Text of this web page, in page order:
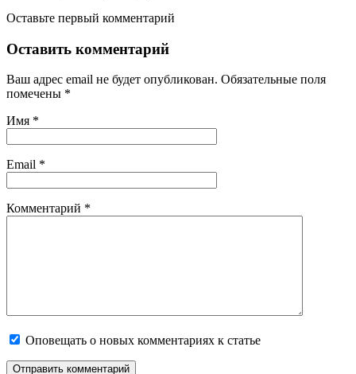
Оставьте первый комментарий
Оставить комментарий
Ваш адрес email не будет опубликован. Обязательные поля
помечены *
Имя *
Email *
Комментарий *
Оповещать о новых комментариях к статье